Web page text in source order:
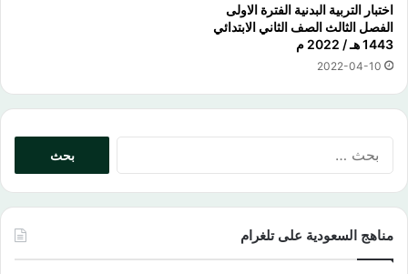
اختبار التربية البدنية الفترة الاولى
الفصل الثالث الصف الثاني الابتدائي
1443 هـ / 2022 م
2022-04-10
مناهج السعودية على تلغرام